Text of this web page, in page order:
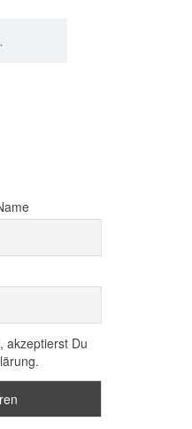
akzeptierst Du